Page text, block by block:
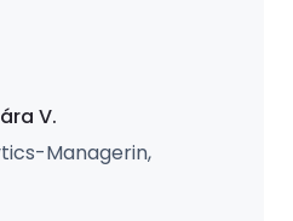
V.
Managerin,